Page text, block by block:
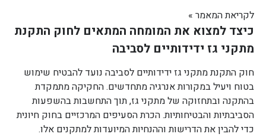
לקריאת המאמר »
כיצד למצוא את המומחה המתאים לחוק התקנת
מתקני גז ידידותיים לסביבה
חוק התקנת מתקני גז ידידותיים לסביבה נועד להבטיח שימוש
בטוח ויעיל במקורות אנרגיה מתחדשים. החקיקה מתמקדת
בהתקנה ובתחזוקה של מתקני גז, תוך התחשבות בהשפעות
הסביבתיות והבטיחותיות. הכרת הסעיפים המרכזיים בחוק חיונית
כדי להבין את הדרישות וההנחיות המיועדות למתקנים אלו.